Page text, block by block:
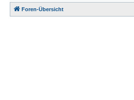
Foren-Übersicht